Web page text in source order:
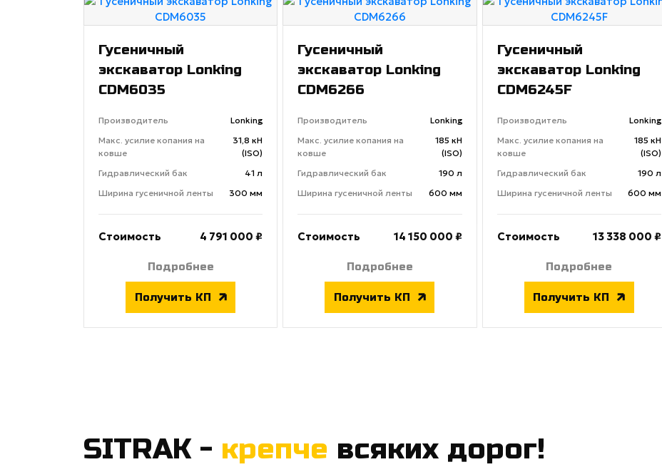
Гусеничный
экскаватор Lonking
CDM6035
Производитель
Lonking
Макс. усилие копания на
ковше
31,8 кН
(ISO)
Гидравлический бак
41 л
Ширина гусеничной ленты
300 мм
Стоимость 4 791 000 ₽
Подробнее
Получить КП
Гусеничный
экскаватор Lonking
CDM6266
Производитель
Lonking
Макс. усилие копания на
ковше
185 кН
(ISO)
Гидравлический бак
190 л
Ширина гусеничной ленты
600 мм
Стоимость 14 150 000 ₽
Подробнее
Получить КП
Гусеничный
экскаватор Lonking
CDM6245F
Производитель
Lonking
Макс. усилие копания на
ковше
185 кН
(ISO)
Гидравлический бак
190 л
Ширина гусеничной ленты
600 мм
Стоимость 13 338 000 ₽
Подробнее
Получить КП
SITRAK - крепче всяких дорог!